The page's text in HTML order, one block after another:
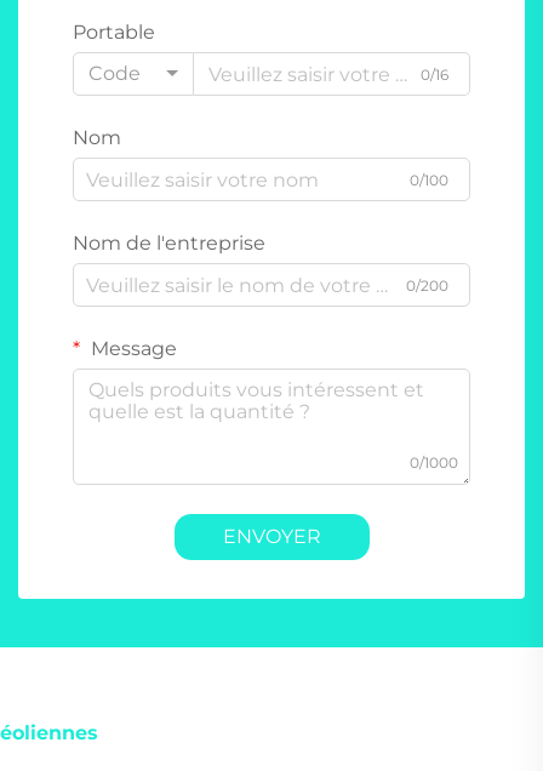
Portable
Code
0/16
Nom
0/100
Nom de l'entreprise
0/200
Message
0/1000
ENVOYER
éoliennes